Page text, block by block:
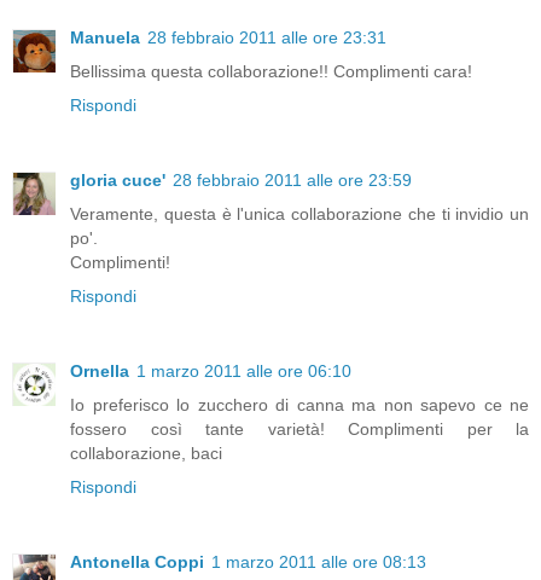
Manuela 28 febbraio 2011 alle ore 23:31
Bellissima questa collaborazione!! Complimenti cara!
Rispondi
gloria cuce' 28 febbraio 2011 alle ore 23:59
Veramente, questa è l'unica collaborazione che ti invidio un
po'.
Complimenti!
Rispondi
Ornella 1 marzo 2011 alle ore 06:10
Io preferisco lo zucchero di canna ma non sapevo ce ne
fossero così tante varietà! Complimenti per la
collaborazione, baci
Rispondi
Antonella Coppi 1 marzo 2011 alle ore 08:13